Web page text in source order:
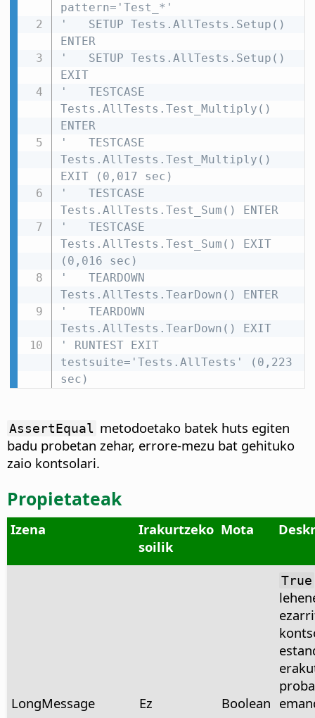
pattern='Test_*'
'   SETUP Tests.AllTests.Setup()
ENTER
'   SETUP Tests.AllTests.Setup()
EXIT
'   TESTCASE
Tests.AllTests.Test_Multiply()
ENTER
'   TESTCASE
Tests.AllTests.Test_Multiply()
EXIT (0,017 sec)
'   TESTCASE
Tests.AllTests.Test_Sum() ENTER
'   TESTCASE
Tests.AllTests.Test_Sum() EXIT
(0,016 sec)
'   TEARDOWN
Tests.AllTests.TearDown() ENTER
'   TEARDOWN
Tests.AllTests.TearDown() EXIT
' RUNTEST EXIT
testsuite='Tests.AllTests' (0,223
sec)
AssertEqual metodoetako batek huts egiten
badu probetan zehar, errore-mezu bat gehituko
zaio kontsolari.
Propietateak
Izena
Irakurtzeko
soilik
Mota
LongMessage Ez Boolean
True